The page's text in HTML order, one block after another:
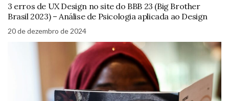
3 erros de UX Design no site do BBB 23 (Big Brother
Brasil 2023) – Análise de Psicologia aplicada ao Design
20 de dezembro de 2024